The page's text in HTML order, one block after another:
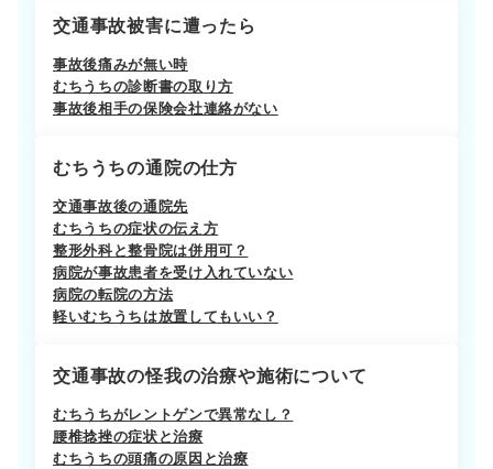
交通事故被害に遭ったら
事故後痛みが無い時
むちうちの診断書の取り方
事故後相手の保険会社連絡がない
むちうちの通院の仕方
交通事故後の通院先
むちうちの症状の伝え方
整形外科と整骨院は併用可？
病院が事故患者を受け入れていない
病院の転院の方法
軽いむちうちは放置してもいい？
交通事故の怪我の治療や施術について
むちうちがレントゲンで異常なし？
腰椎捻挫の症状と治療
むちうちの頭痛の原因と治療